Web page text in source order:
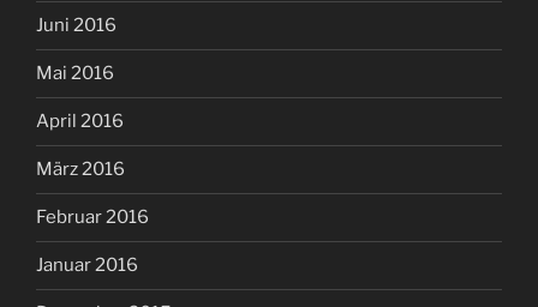
Juni 2016
Mai 2016
April 2016
März 2016
Februar 2016
Januar 2016